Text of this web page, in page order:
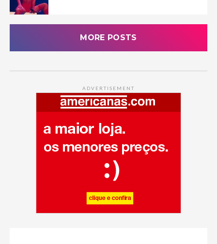
MORE POSTS
ADVERTISEMENT